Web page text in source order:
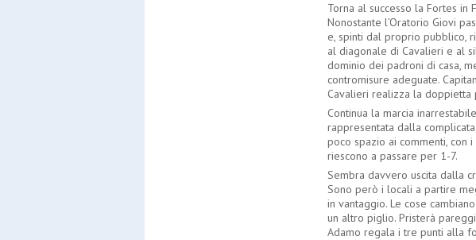
Torna al successo la Fortes
Nonostante l’Oratorio Giovi
e, spinti dal proprio pubblico,
al diagonale di Cavalieri e al
dominio dei padroni di casa,
contromisure adeguate.
Cavalieri realizza la
Continua la marcia
rappresentata dalla
poco spazio ai commenti, con
riescono a passare per 1-7.
Sembra davvero uscita dalla
Sono però i locali a partire
in vantaggio. Le cose
un altro piglio. Pristerà
Adamo regala i tre punti alla